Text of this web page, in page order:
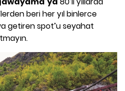
beri her yıl binlerce
getiren spot’u seyahat